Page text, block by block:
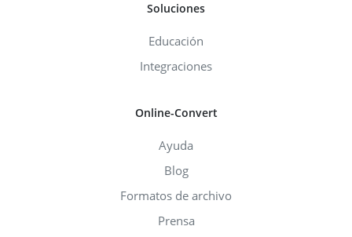
Soluciones
Educación
Integraciones
Online-Convert
Ayuda
Blog
Formatos de archivo
Prensa